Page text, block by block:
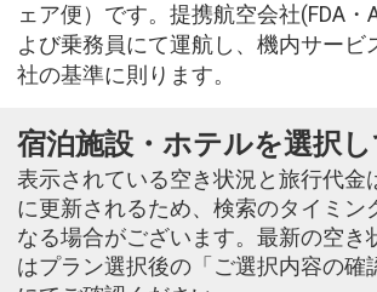
ェア便）です。提携航空会社(FDA・
よび乗務員にて運航し、機内サービ
社の基準に則ります。
宿泊施設・ホテルを選択
表示されている空き状況と旅行代金
に更新されるため、検索のタイミン
なる場合がございます。最新の空き
はプラン選択後の「ご選択内容の確